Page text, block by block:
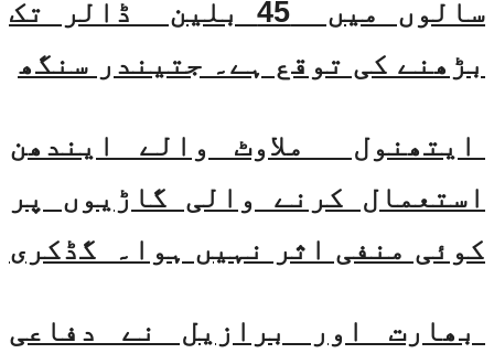
سالوں میں 45 بلین ڈالر تک
بڑھنے کی توقع ہے۔ جتیندر سنگھ
ایتھنول ملاوٹ والے ایندھن
استعمال کرنے والی گاڑیوں پر
کوئی منفی اثر نہیں ہوا۔ گڈکری
بھارت اور برازیل نے دفاعی